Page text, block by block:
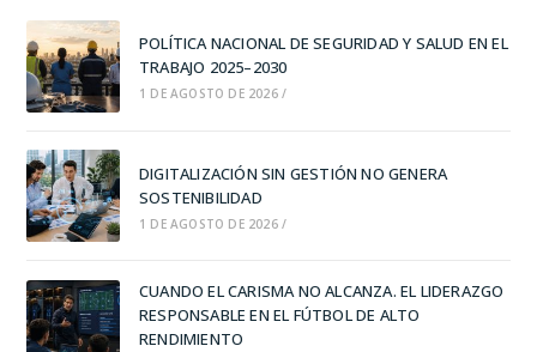
POLÍTICA NACIONAL DE SEGURIDAD Y SALUD EN EL
TRABAJO 2025–2030
1 DE AGOSTO DE 2026 /
DIGITALIZACIÓN SIN GESTIÓN NO GENERA
SOSTENIBILIDAD
1 DE AGOSTO DE 2026 /
CUANDO EL CARISMA NO ALCANZA. EL LIDERAZGO
RESPONSABLE EN EL FÚTBOL DE ALTO
RENDIMIENTO